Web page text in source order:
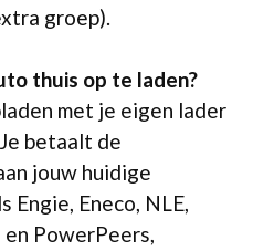
groep).
thuis op te laden?
met je eigen lader
betaalt de
jouw huidige
Engie, Eneco, NLE,
PowerPeers,